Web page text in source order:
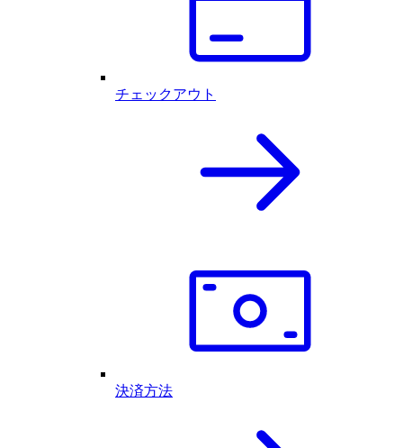
チェックアウト
決済方法